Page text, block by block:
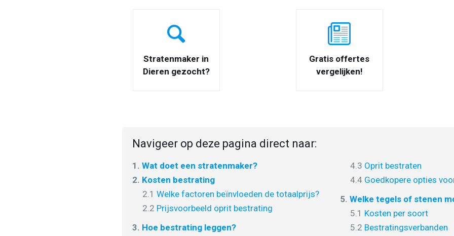
Stratenmaker in
Dieren gezocht?
Gratis offertes
vergelijken!
Navigeer op deze pagina direct naar:
1. Wat doet een stratenmaker?
2. Kosten bestrating
2.1 Welke factoren beïnvloeden de totaalprijs?
2.2 Prijsvoorbeeld oprit bestrating
3. Hoe bestrating leggen?
4.3 Oprit bestraten
4.4 Goedkopere opties
5. Welke tegels of stenen
5.1 Kosten per soort
5.2 Bestratingsverbanden